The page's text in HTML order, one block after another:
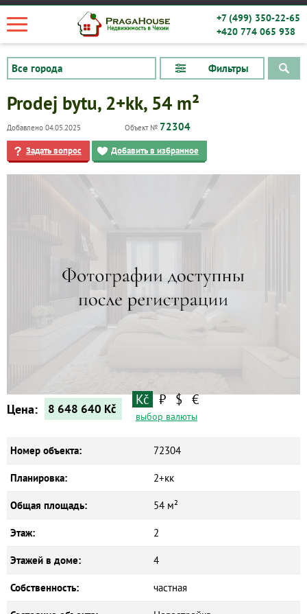
+7 (499) 350-22-65
+420 774 065 938
Фильтры
Prodej bytu, 2+kk, 54 m²
Добавлено 04.05.2025 Объект № 72304
Задать вопрос Добавить в избранное
Цена: 8 648 640 Kč
Kč ₽ $ €
выбор валюты
Номер объекта: 72304
Планировка: 2+кк
Общая площадь: 54 м²
Этаж: 2
Этажей в доме: 4
Собственность: частная